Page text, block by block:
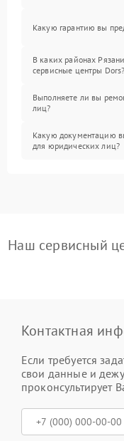
Какую гарантию вы
В каких районах
сервисные центры Dors?
Выполняете ли вы
лиц?
Какую документацию
для юридических лиц?
Наш сервисный
Контактная
Если требуется
свои данные и
проконсультирует